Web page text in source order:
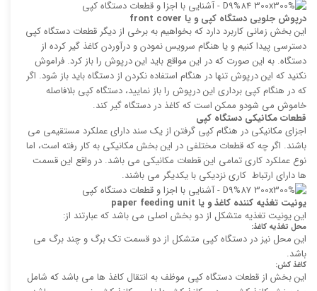
درپوش جلویی دستگاه کپی و یا front cover
این بخش زمانی کاربرد دارد که بخواهیم به برخی از دیگر قطعات دستگاه کپی
دسترسی پیدا کنیم و یا هنگام سرویس نمودن و درآوردن کاغذ گیر کرده از
دستگاه. به این صورت که در این مواقع باید این درپوش را باز کرد. فراموش
نکنید که این درپوش تنها در هنگام استفاده نکردن از دستگاه باید باز شود. اگر
که در هنگام کپی برداری این درپوش را باز نمایید، دستگاه کپی بلافاصله
خاموش می شودو ممکن است که کاغذ در دستگاه گیر کند.
قطعات مکانیکی دستگاه کپی
اجزای مکانیکی در هنگام کپی گرفتن از یک سند دارای عملکرد مستقیمی می
باشند. اگر چه که قطعات مختلفی در این بخش مکانیکی به کار رفته است، اما
نوع عملکرد کاری تمامی این قطعات مکانیکی می باشد. در واقع این قسمت
ها دارای ارتباط کاری نزدیکی با یکدیگر می باشند.
یونیت تغذیه کننده کاغذ و یا paper feeding unit
این یونیت تغذیه متشکل از دو بخش اصلی می باشد که عبارتند از:
محل تغذیه کاغذ:
این محل نیز در دستگاه کپی متشکل از دو قسمت تک برگ و چند برگ می
باشد.
کاغذ کش:
این بخش از قطعات دستگاه کپی موظف به انتقال کاغذ ها می باشد که شامل